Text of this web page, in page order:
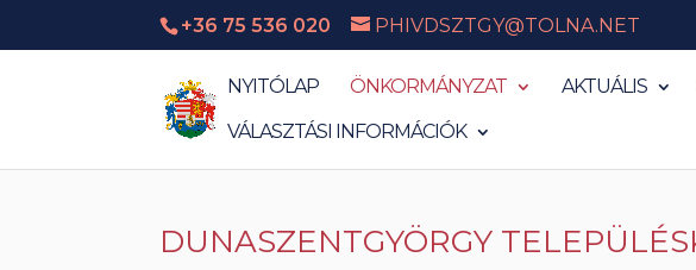
+36 75 536 020 PHIVDSZTGY@TOLNA.NET
NYITÓLAP ÖNKORMÁNYZAT AKTUÁLIS
VÁLASZTÁSI INFORMÁCIÓK
DUNASZENTGYÖRGY